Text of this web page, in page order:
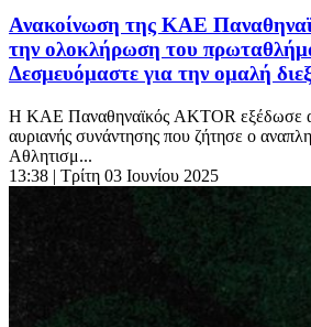
Ανακοίνωση της ΚΑΕ
την ολοκλήρωση του
Δεσμευόμαστε για την ομαλή
Η ΚΑΕ Παναθηναϊκός AKTOR εξέδωσε
αυριανής συνάντησης που ζήτησε ο
Αθλητισμ...
13:38 | Τρίτη 03 Ιουνίου 2025